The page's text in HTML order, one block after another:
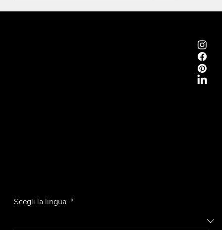
Scegli la lingua *